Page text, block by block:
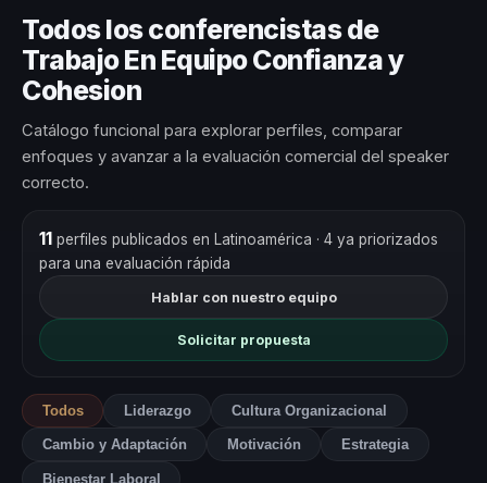
Todos los conferencistas de
Trabajo En Equipo Confianza y
Cohesion
Catálogo funcional para explorar perfiles, comparar
enfoques y avanzar a la evaluación comercial del speaker
correcto.
11 perfiles publicados en Latinoamérica · 4 ya priorizados
para una evaluación rápida
Hablar con nuestro equipo
Solicitar propuesta
Todos Liderazgo Cultura Organizacional
Cambio y Adaptación Motivación Estrategia
Bienestar Laboral